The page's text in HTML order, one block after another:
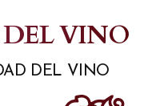
DEL VINO
DEL VINO